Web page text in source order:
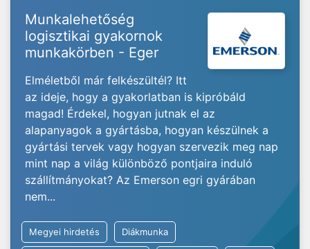
Munkalehetőség
logisztikai gyakornok
munkakörben - Eger
Elméletből már felkészültél? Itt
az ideje, hogy a gyakorlatban is kipróbáld
magad! Érdekel, hogyan jutnak el az
alapanyagok a gyártásba, hogyan készülnek a
gyártási tervek vagy hogyan szervezik meg nap
mint nap a világ különböző pontjaira induló
szállítmányokat? Az Emerson egri gyárában
nem...
Megyei hirdetés Diákmunka